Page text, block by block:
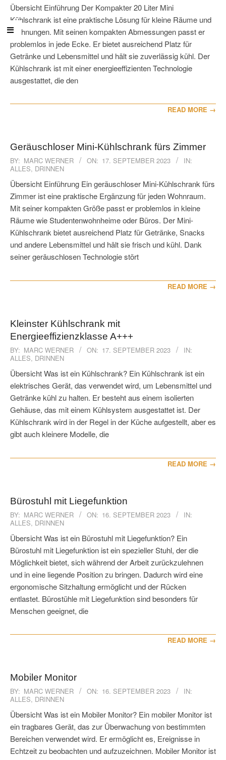
19
Übersicht Einführung Der Kompakter 20 Liter Mini
Kühlschrank ist eine praktische Lösung für kleine Räume und
Wohnungen. Mit seinen kompakten Abmessungen passt er
problemlos in jede Ecke. Er bietet ausreichend Platz für
Getränke und Lebensmittel und hält sie zuverlässig kühl. Der
Kühlschrank ist mit einer energieeffizienten Technologie
ausgestattet, die den
READ MORE →
Geräuschloser Mini-Kühlschrank fürs Zimmer
2023-
09-
17
BY: MARC WERNER ON: 17. SEPTEMBER 2023
IN:
ALLES, DRINNEN
Übersicht Einführung Ein geräuschloser Mini-Kühlschrank fürs
Zimmer ist eine praktische Ergänzung für jeden Wohnraum.
Mit seiner kompakten Größe passt er problemlos in kleine
Räume wie Studentenwohnheime oder Büros. Der Mini-
Kühlschrank bietet ausreichend Platz für Getränke, Snacks
und andere Lebensmittel und hält sie frisch und kühl. Dank
seiner geräuschlosen Technologie stört
READ MORE →
Kleinster Kühlschrank mit
Energieeffizienzklasse A+++
2023-
09-
17
BY: MARC WERNER ON: 17. SEPTEMBER 2023
IN:
ALLES, DRINNEN
Übersicht Was ist ein Kühlschrank? Ein Kühlschrank ist ein
elektrisches Gerät, das verwendet wird, um Lebensmittel und
Getränke kühl zu halten. Er besteht aus einem isolierten
Gehäuse, das mit einem Kühlsystem ausgestattet ist. Der
Kühlschrank wird in der Regel in der Küche aufgestellt, aber es
gibt auch kleinere Modelle, die
READ MORE →
Bürostuhl mit Liegefunktion
2023-
09-
16
BY: MARC WERNER ON: 16. SEPTEMBER 2023
IN:
ALLES, DRINNEN
Übersicht Was ist ein Bürostuhl mit Liegefunktion? Ein
Bürostuhl mit Liegefunktion ist ein spezieller Stuhl, der die
Möglichkeit bietet, sich während der Arbeit zurückzulehnen
und in eine liegende Position zu bringen. Dadurch wird eine
ergonomische Sitzhaltung ermöglicht und der Rücken
entlastet. Bürostühle mit Liegefunktion sind besonders für
Menschen geeignet, die
READ MORE →
Mobiler Monitor
2023-
09-
16
BY: MARC WERNER ON: 16. SEPTEMBER 2023
IN:
ALLES, DRINNEN
Übersicht Was ist ein Mobiler Monitor? Ein mobiler Monitor ist
ein tragbares Gerät, das zur Überwachung von bestimmten
Bereichen verwendet wird. Er ermöglicht es, Ereignisse in
Echtzeit zu beobachten und aufzuzeichnen. Mobiler Monitor ist